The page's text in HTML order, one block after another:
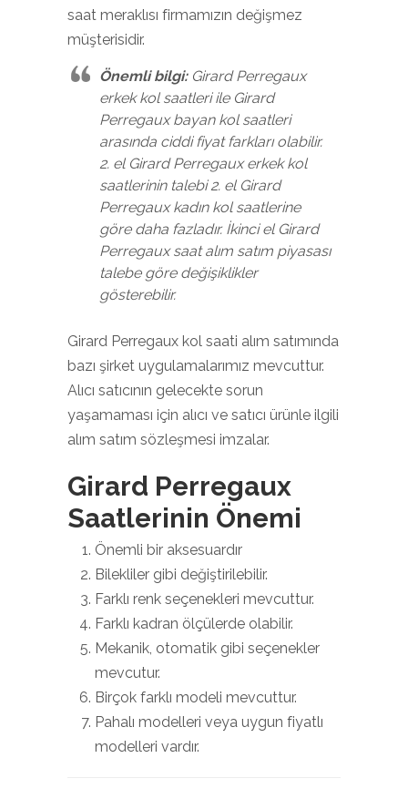
saat meraklısı firmamızın değişmez
müşterisidir.
Önemli bilgi:Girard Perregaux
erkek kol saatleri ile Girard
Perregaux bayan kol saatleri
arasında ciddi fiyat farkları olabilir.
2. el Girard Perregaux erkek kol
saatlerinin talebi 2. el Girard
Perregaux kadın kol saatlerine
göre daha fazladır. İkinci el Girard
Perregaux saat alım satım piyasası
talebe göre değişiklikler
gösterebilir.
Girard Perregaux kol saati alım satımında
bazı şirket uygulamalarımız mevcuttur.
Alıcı satıcının gelecekte sorun
yaşamaması için alıcı ve satıcı ürünle ilgili
alım satım sözleşmesi imzalar.
Girard Perregaux
Saatlerinin Önemi
Önemli bir aksesuardır
Bilekliler gibi değiştirilebilir.
Farklı renk seçenekleri mevcuttur.
Farklı kadran ölçülerde olabilir.
Mekanik, otomatik gibi seçenekler
mevcutur.
Birçok farklı modeli mevcuttur.
Pahalı modelleri veya uygun fiyatlı
modelleri vardır.